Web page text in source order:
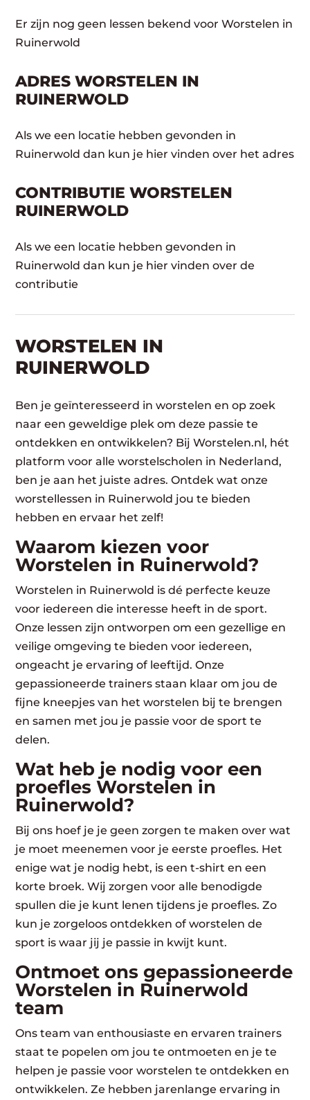
Er zijn nog geen lessen bekend voor Worstelen in
Ruinerwold
ADRES WORSTELEN IN
RUINERWOLD
Als we een locatie hebben gevonden in
Ruinerwold dan kun je hier vinden over het adres
CONTRIBUTIE WORSTELEN
RUINERWOLD
Als we een locatie hebben gevonden in
Ruinerwold dan kun je hier vinden over de
contributie
WORSTELEN​ IN
RUINERWOLD
Ben je geïnteresseerd in worstelen en op zoek
naar een geweldige plek om deze passie te
ontdekken en ontwikkelen? Bij Worstelen.nl, hét
platform voor alle worstelscholen in Nederland,
ben je aan het juiste adres. Ontdek wat onze
worstellessen in Ruinerwold jou te bieden
hebben en ervaar het zelf!
Waarom kiezen voor
Worstelen in Ruinerwold?
Worstelen in Ruinerwold is dé perfecte keuze
voor iedereen die interesse heeft in de sport.
Onze lessen zijn ontworpen om een gezellige en
veilige omgeving te bieden voor iedereen,
ongeacht je ervaring of leeftijd. Onze
gepassioneerde trainers staan klaar om jou de
fijne kneepjes van het worstelen bij te brengen
en samen met jou je passie voor de sport te
delen.
Wat heb je nodig voor een
proefles Worstelen in
Ruinerwold?
Bij ons hoef je je geen zorgen te maken over wat
je moet meenemen voor je eerste proefles. Het
enige wat je nodig hebt, is een t-shirt en een
korte broek. Wij zorgen voor alle benodigde
spullen die je kunt lenen tijdens je proefles. Zo
kun je zorgeloos ontdekken of worstelen de
sport is waar jij je passie in kwijt kunt.
Ontmoet ons gepassioneerde
Worstelen in Ruinerwold
team
Ons team van enthousiaste en ervaren trainers
staat te popelen om jou te ontmoeten en je te
helpen je passie voor worstelen te ontdekken en
ontwikkelen. Ze hebben jarenlange ervaring in